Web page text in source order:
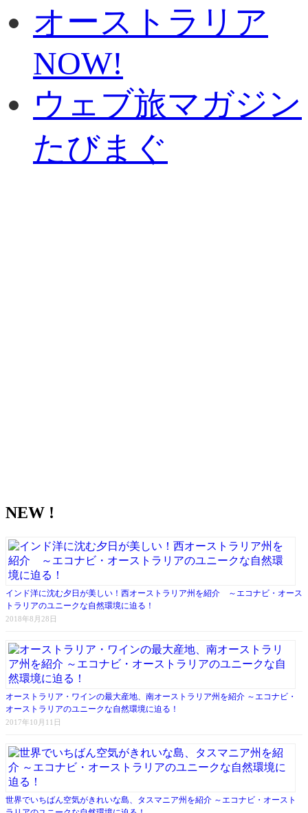
オーストラリア
NOW!
ウェブ旅マガジン
たびまぐ
NEW !
インド洋に沈む夕日が美しい！西オーストラリア州を紹介 ～エコナビ・オース
トラリアのユニークな自然環境に迫る！
2018年8月28日
オーストラリア・ワインの最大産地、南オーストラリア州を紹介 ～エコナビ・
オーストラリアのユニークな自然環境に迫る！
2017年10月11日
世界でいちばん空気がきれいな島、タスマニア州を紹介 ～エコナビ・オースト